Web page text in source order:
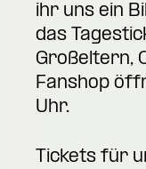
ihr uns ein
das
Großeltern,
Fanshop
Uhr.
Tickets für